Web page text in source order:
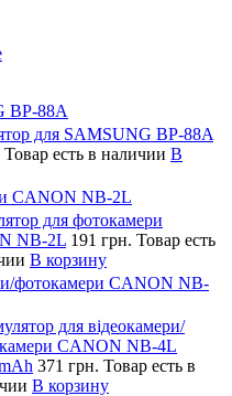
BP-88A
для SAMSUNG BP-88A
Товар есть в наличии В
CANON NB-2L
для фотокамери
NB-2L 191 грн. Товар есть
В корзину
фотокамери CANON NB-
для відеокамери/
CANON NB-4L
371 грн. Товар есть в
В корзину